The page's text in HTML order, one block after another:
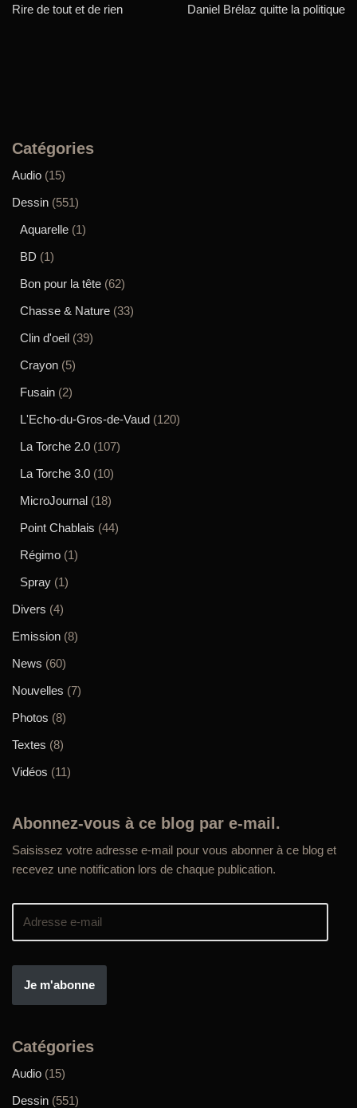
Rire de tout et de rien Daniel Brélaz quitte la politique
Catégories
Audio (15)
Dessin (551)
Aquarelle (1)
BD (1)
Bon pour la tête (62)
Chasse & Nature (33)
Clin d'oeil (39)
Crayon (5)
Fusain (2)
L'Echo-du-Gros-de-Vaud (120)
La Torche 2.0 (107)
La Torche 3.0 (10)
MicroJournal (18)
Point Chablais (44)
Régimo (1)
Spray (1)
Divers (4)
Emission (8)
News (60)
Nouvelles (7)
Photos (8)
Textes (8)
Vidéos (11)
Abonnez-vous à ce blog par e-mail.
Saisissez votre adresse e-mail pour vous abonner à ce blog et
recevez une notification lors de chaque publication.
Je m'abonne
Catégories
Audio (15)
Dessin (551)